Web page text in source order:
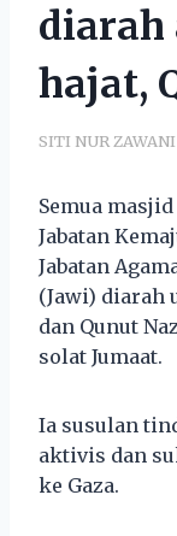
diarah
hajat,
SITI NUR ZAWANI
Semua
Jabatan
Jabatan
(Jawi) diarah
dan Qunut
solat Jumaat.
Ia susulan
aktivis dan
ke Gaza.